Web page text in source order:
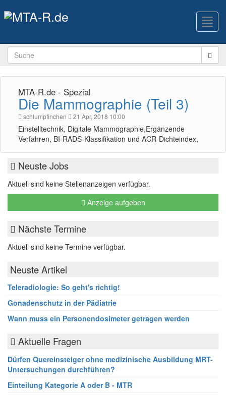
MTA-R.de - Spezial
Die Mammographie (Teil 3)
schlumpfinchen 21 Apr, 2018 10:00
Einstelltechnik, Digitale Mammographie,Ergänzende
Verfahren, BI-RADS-Klassifikation und ACR-Dichteindex,
Neuste Jobs
Aktuell sind keine Stellenanzeigen verfügbar.
Anzeige aufgeben
Nächste Termine
Aktuell sind keine Termine verfügbar.
Neuste Artikel
Teleradiologie: So geht's richtig!
Gonadenschutz in der Pädiatrie
Wann muss ein Personendosimeter getragen werden
Aktuelle Fragen
Dürfen Quereinsteiger ohne medizinische Ausbildung MRT-
Untersuchungen durchführen?
Einteilung Kategorie A oder B - MTR